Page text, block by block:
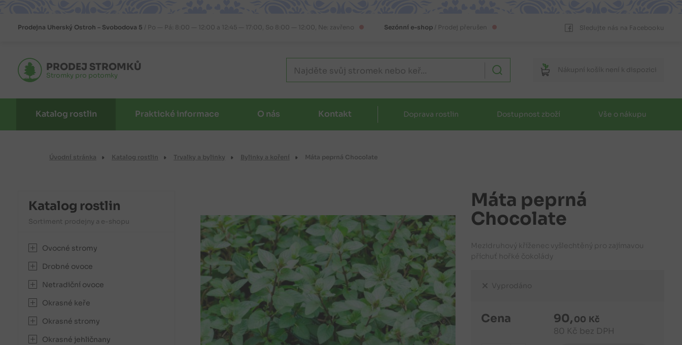
Prodejna Uherský Ostroh – Svobodova 5 Po — Pá: 8:00 — 12:00 a 12:45 — 17:00, So 8:00 — 12:00, Ne: zavřeno Sezónní e-shop/ Prodej přerušen Sledujte nás na Facebooku
PRODEJ STROMKŮ
Stromky pro potomky
Nákupní košík není k dispozici
Katalog rostlin Praktické informace O nás Kontakt Doprava rostlin Dostupnost zboží Vše o nákupu
Úvodní stránka Katalog rostlin Trvalky a bylinky Bylinky a koření Máta peprná Chocolate
Máta peprná
Chocolate
Mezidruhový kříženec vyšlechtěný pro zajímavou
příchuť hořké čokolády
Vyprodáno
Cena 90,00 Kč
80 Kč bez DPH
Katalog rostlin
Sortiment prodejny a e-shopu
Ovocné stromy
Drobné ovoce
Netradiční ovoce
Okrasné keře
Okrasné stromy
Okrasné jehličnany